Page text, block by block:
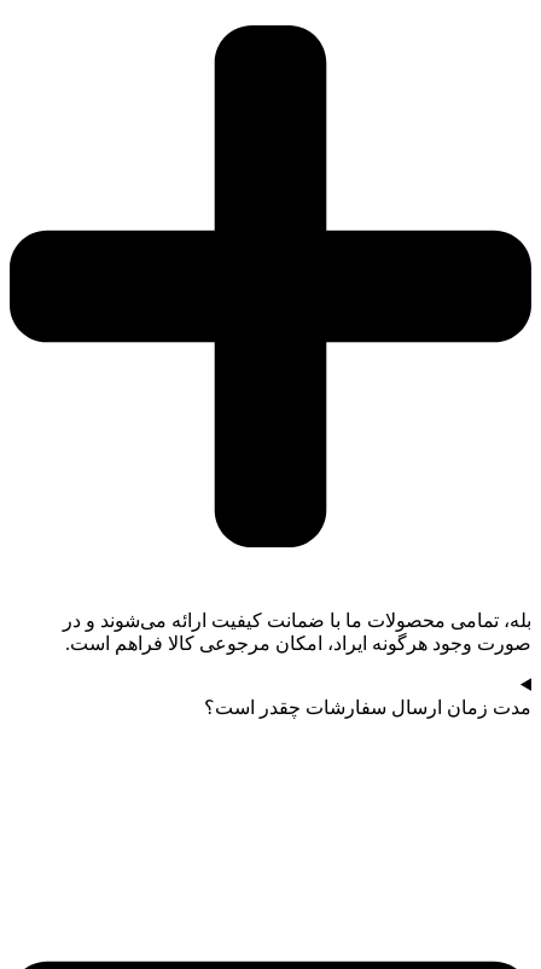
بله، تمامی محصولات ما با ضمانت کیفیت ارائه می‌شوند و در
صورت وجود هرگونه ایراد، امکان مرجوعی کالا فراهم است.
مدت زمان ارسال سفارشات چقدر است؟